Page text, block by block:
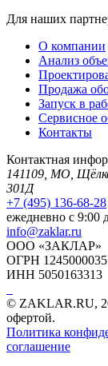
Для наших
О компании
Анализ
Продажа
Запуск в
Сервисное
Контакты
Контактная
141109, МО,
301Д
+7 (495) 136-68-28
ежедневно с 9:00
info@zaklar.ru
ООО «ЗАКЛАР»
ОГРН
ИНН 5050163313
© ZAKLAR.RU,
офертой.
Политика
соглашение